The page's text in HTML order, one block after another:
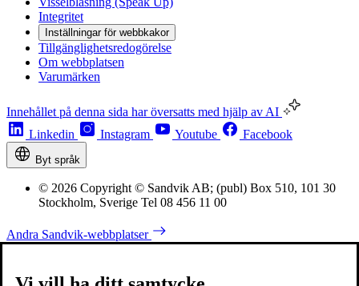
Integritet
Inställningar för webbkakor
Tillgänglighetsredogörelse
Om webbplatsen
Varumärken
Innehållet på denna sida har översatts med hjälp av AI
Linkedin
Instagram Youtube Facebook
Byt språk
© 2026 Copyright © Sandvik AB; (publ) Box 510, 101 30
Stockholm, Sverige Tel 08 456 11 00
Andra Sandvik-webbplatser